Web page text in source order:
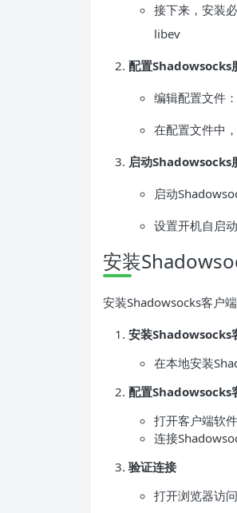
接下来，安装
libev
配置Shadowsocks
编辑配置文件
在配置文件中
启动Shadowsocks
启动
设置开机自启
安装
安装Shadowsocks客户
安装Shadowsocks
在本地安装
配置Shadowsocks
打开客户端软
连接
验证连接
打开浏览器访